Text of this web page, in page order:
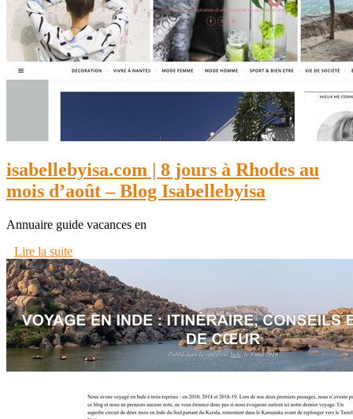
isabellebyisa.com | 8 jours à Rhodes au
mois d’août – Blog Isabellebyisa
Annuaire guide vacances en
Lire la suite